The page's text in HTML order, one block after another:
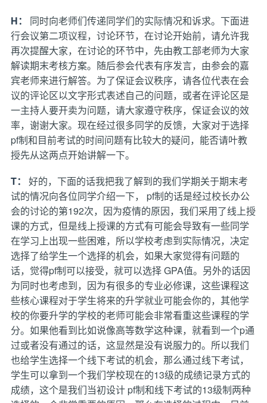
H：
同时向老师们传递同学们的实际情况和诉求。下面进
行会议第二项议程，讨论环节，在讨论开始前，请允许我
再次提醒大家，在讨论的环节中，先由教工部老师为大家
解读期末考核方案。随后参会代表有序发言，由参会的嘉
宾老师来进行解答。为了保证会议秩序，请各位代表在会
议的评论区以文字形式表述自己的问题，或者在评论区是
一主持人要开卖为问题，请大家遵守秩序，保证会议的效
率，谢谢大家。现在经过很多同学的反馈，大家对于选择
pf制和目前考试的时间问题有比较大的疑问，能否请叶教
授先从这两点开始讲解一下。
T：
好的，下面的话我把我了解到的我们学期关于期末考
试的情况向各位同学介绍一下， pf制的话是经过校长办公
会的讨论的第192次，因为疫情的原因，我们采用了线上授
课的方式，但是线上授课的方式有可能会导致有一些同学
在学习上出现一些困难，所以学校考虑到实际情况，决定
选择了给学生一个选择的机会，如果大家觉得有问题的
话，觉得pf制可以接受，就可以选择 GPA值。另外的话因
为同时也考虑到，因为有很多的专业必修课，这些课程这
些核心课程对于学生将来的升学就业可能会你的，其他学
校的你要升学的学校的老师可能会非常看重这些课程的学
分。如果他看到比如说像高等数学这种课，就看到一个p通
过或者没有通过的话，这显然是没有说服力的。所以我们
也给学生选择一个线下考试的机会，那么通过线下考试，
学生可以拿到一个我们学校现在的13级的成绩记录方式的
成绩，这个是我们当初设计 pf制和线下考试的13级制两种